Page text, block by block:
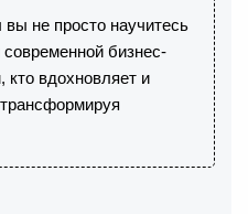
не просто научитесь
бизнес-
вдохновляет и